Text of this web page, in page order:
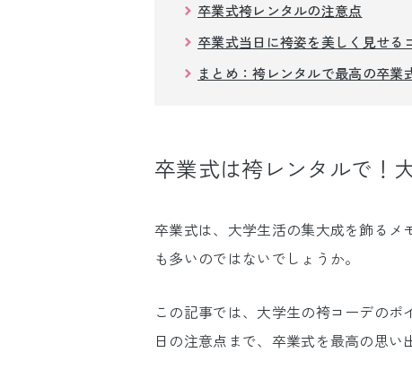
卒業式袴レンタルの注意点
卒業式当日に袴姿を美しく見せる
まとめ：袴レンタルで最高の卒業
卒業式は袴レンタルで！
卒業式は、大学生活の集大成を飾るメ
も多いのではないでしょうか。
この記事では、大学生の袴コーデの
日の注意点まで、卒業式を最高の思い